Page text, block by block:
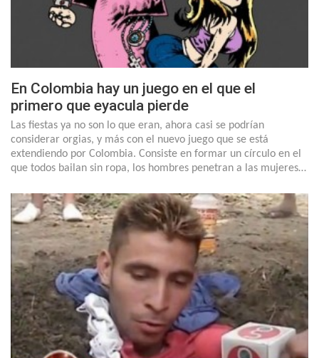
En Colombia hay un juego en el que el
primero que eyacula pierde
Las fiestas ya no son lo que eran, ahora casi se podrían
considerar orgias, y más con el nuevo juego que se está
extendiendo por Colombia. Consiste en formar un círculo en el
que todos bailan sin ropa, los hombres penetran a las mujeres…